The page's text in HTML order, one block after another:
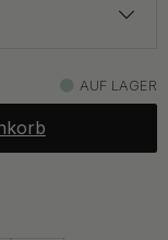
Auf Lager
Auf Lager
AUF LAGER